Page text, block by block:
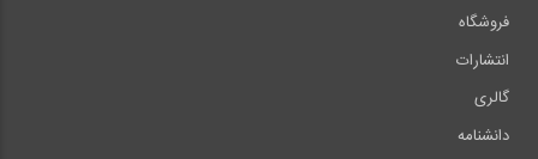
فروشگاه
انتشارات
گالری
دانشنامه